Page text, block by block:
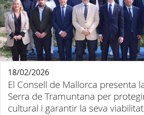
El Consell de Mallorca presenta
Serra de Tramuntana per protegir el
cultural i garantir la seva
18/02/2026